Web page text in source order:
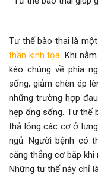
Tư thế bào thai là
thần kinh tọa. Khi
kéo chúng về phía
sống, giảm chèn ép
những trường hợp
hẹp ống sống. Tư thế
thả lỏng các cơ ở
ngủ. Người bệnh có
căng thẳng cơ bắp
Những tư thế này chỉ